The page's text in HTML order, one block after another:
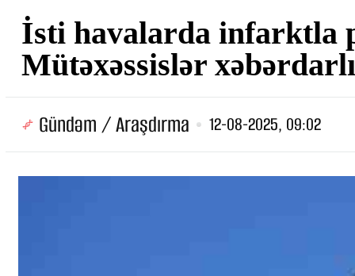
İsti havalarda infarktla
Mütəxəssislər
Gündəm / Araşdırma 12-08-2025, 09:02